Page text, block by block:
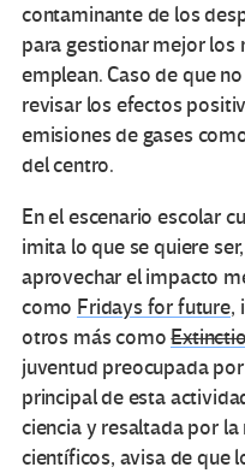
contaminante de los
para gestionar mejor los
emplean. Caso de que
revisar los efectos
emisiones de gases
del centro.
En el escenario escolar
imita lo que se quiere
aprovechar el impacto
como Fridays for future,
otros más como
juventud preocupada
principal de esta
ciencia y resaltada por
científicos, avisa de que